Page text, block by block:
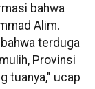
bahwa
Alim.
terduga
Provinsi
tuanya," ucap